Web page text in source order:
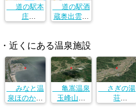
道の駅本
庄
帳775-1
道の駅酒
蔵奥出雲交
市広瀬町町
帳775-1
・近くにある温泉施設
みなと温
泉ほのかみ
亀嵩温泉
玉峰山荘
さぎの湯
荘